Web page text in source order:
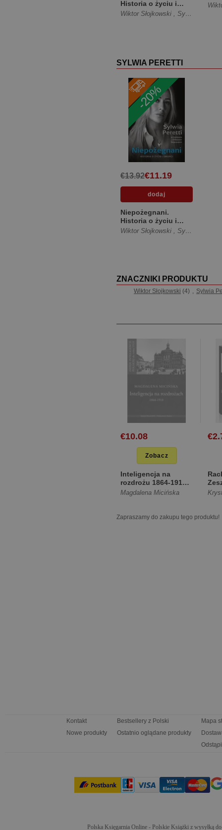
Historia o życiu i
śmierci [Miękka ze
Wiktor Słojkowski , Sylwia Peretti
SYLWIA PERETTI
-20%
€11.19
€13.92
Niepożegnani.
Historia o życiu i
śmierci [Miękka ze
Wiktor Słojkowski , Sylwia Peretti
ZNACZNIKI PRODUKTU
Wiktor Słojkowski (4) , Sylwia
€10.08
Zobacz
Inteligencja na
rozdrożu 1864-1918
[Miękka]
Magdalena Micińska
Zapraszamy do zakupu tego produktu!
Kontakt
Nowe produkty
Bestsellery z Polski
Ostatnio oglądane produkty
Mapa
Polska Księgarnia Online - Polskie Książki z wysyłką